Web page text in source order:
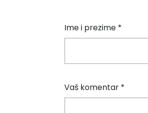
Ime i prezime *
Vaš komentar *